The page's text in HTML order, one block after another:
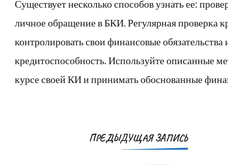
Существует несколько способов узнать ее:
личное обращение в БКИ. Регулярная проверка
контролировать свои финансовые
кредитоспособность. Используйте описанные
курсе своей КИ и принимать обоснованные
Навигация
ПРЕДЫДУЩАЯ ЗАПИСЬ